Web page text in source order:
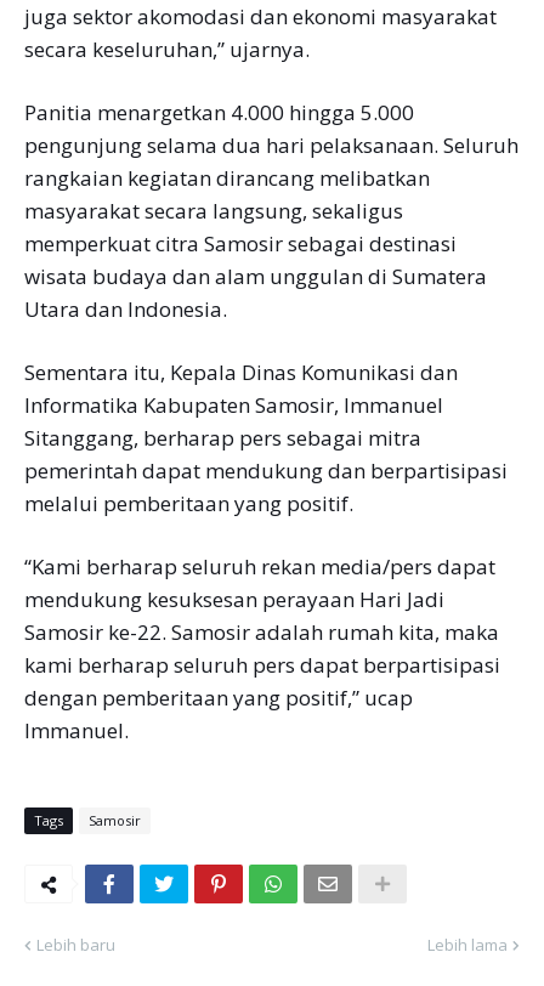
juga sektor akomodasi dan ekonomi masyarakat
secara keseluruhan,” ujarnya.
Panitia menargetkan 4.000 hingga 5.000
pengunjung selama dua hari pelaksanaan. Seluruh
rangkaian kegiatan dirancang melibatkan
masyarakat secara langsung, sekaligus
memperkuat citra Samosir sebagai destinasi
wisata budaya dan alam unggulan di Sumatera
Utara dan Indonesia.
Sementara itu, Kepala Dinas Komunikasi dan
Informatika Kabupaten Samosir, Immanuel
Sitanggang, berharap pers sebagai mitra
pemerintah dapat mendukung dan berpartisipasi
melalui pemberitaan yang positif.
“Kami berharap seluruh rekan media/pers dapat
mendukung kesuksesan perayaan Hari Jadi
Samosir ke-22. Samosir adalah rumah kita, maka
kami berharap seluruh pers dapat berpartisipasi
dengan pemberitaan yang positif,” ucap
Immanuel.
Tags Samosir
Lebih baru Lebih lama